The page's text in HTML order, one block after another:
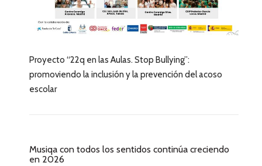
Proyecto “22q en las Aulas. Stop Bullying”:
promoviendo la inclusión y la prevención del acoso
escolar
Musiqa con todos los sentidos continúa creciendo
en 2026